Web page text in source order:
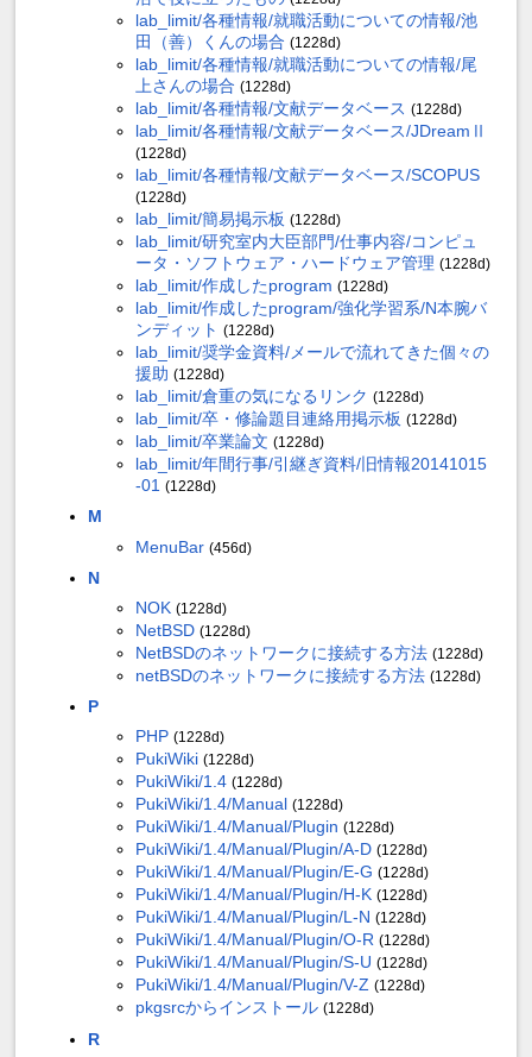
lab_limit/各種情報/就職活動についての情報/池
田（善）くんの場合 (1228d)
lab_limit/各種情報/就職活動についての情報/尾
上さんの場合 (1228d)
lab_limit/各種情報/文献データベース (1228d)
lab_limit/各種情報/文献データベース/JDreamⅡ
(1228d)
lab_limit/各種情報/文献データベース/SCOPUS
(1228d)
lab_limit/簡易掲示板 (1228d)
lab_limit/研究室内大臣部門/仕事内容/コンピュ
ータ・ソフトウェア・ハードウェア管理 (1228d)
lab_limit/作成したprogram (1228d)
lab_limit/作成したprogram/強化学習系/N本腕バ
ンディット (1228d)
lab_limit/奨学金資料/メールで流れてきた個々の
援助 (1228d)
lab_limit/倉重の気になるリンク (1228d)
lab_limit/卒・修論題目連絡用掲示板 (1228d)
lab_limit/卒業論文 (1228d)
lab_limit/年間行事/引継ぎ資料/旧情報20141015
-01 (1228d)
M
MenuBar (456d)
N
NOK (1228d)
NetBSD (1228d)
NetBSDのネットワークに接続する方法 (1228d)
netBSDのネットワークに接続する方法 (1228d)
P
PHP (1228d)
PukiWiki (1228d)
PukiWiki/1.4 (1228d)
PukiWiki/1.4/Manual (1228d)
PukiWiki/1.4/Manual/Plugin (1228d)
PukiWiki/1.4/Manual/Plugin/A-D (1228d)
PukiWiki/1.4/Manual/Plugin/E-G (1228d)
PukiWiki/1.4/Manual/Plugin/H-K (1228d)
PukiWiki/1.4/Manual/Plugin/L-N (1228d)
PukiWiki/1.4/Manual/Plugin/O-R (1228d)
PukiWiki/1.4/Manual/Plugin/S-U (1228d)
PukiWiki/1.4/Manual/Plugin/V-Z (1228d)
pkgsrcからインストール (1228d)
R